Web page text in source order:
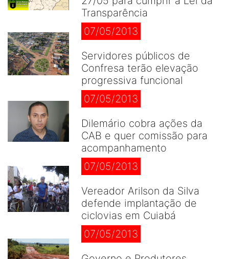
Transparência
07/05/2013
Servidores públicos de
Confresa terão elevação
progressiva funcional
07/05/2013
Dilemário cobra ações da
CAB e quer comissão para
acompanhamento
07/05/2013
Vereador Arilson da Silva
defende implantação de
ciclovias em Cuiabá
07/05/2013